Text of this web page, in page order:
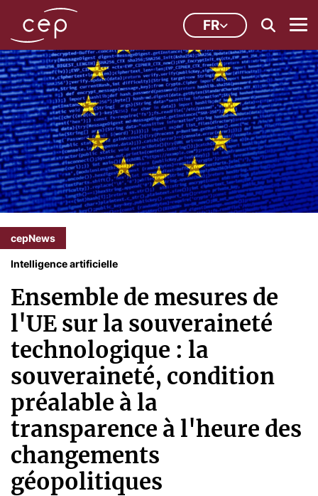
FR
cepNews
Intelligence artificielle
Ensemble de mesures de
l'UE sur la souveraineté
technologique : la
souveraineté, condition
préalable à la
transparence à l'heure des
changements
géopolitiques